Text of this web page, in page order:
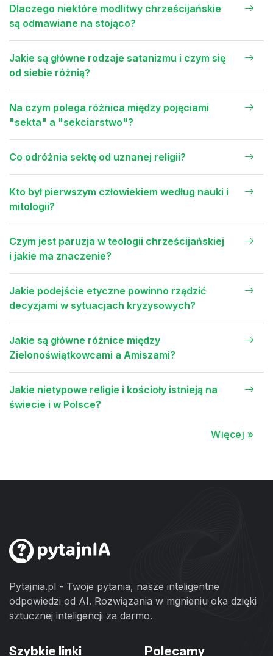
Dlaczego niektóre modlitwy chrześcijańskie
są odmawiane na stojąco?
Jakie są główne rodzaje satanizmu i czym się
od siebie różnią?
Na czym polega różnica między pojęciami
"sekta" a "sekciarstwo"?
Co odróżnia sektę od uznanej religii?
Kto był pierwszym człowiekiem według nauki i
mitologii?
Czym jest paruzja w teologii chrześcijańskiej
i jakie ma znaczenie?
Jakie podejście etyczne powinno rządzić
decyzjami w sytuacjach kryzysowych?
Jakie są główne różnice między
Zielonoświątkowcami a Amiszami?
Jakie nietypowe religie i kościoły istnieją na
świecie i w Polsce?
Więcej »
Pytajnia.pl - Twoje pytania, nasze inteligentne
odpowiedzi od AI. Rozwiązania w mgnieniu oka dzięki
sztucznej inteligencji za darmo.
Szybkie linki Polecamy